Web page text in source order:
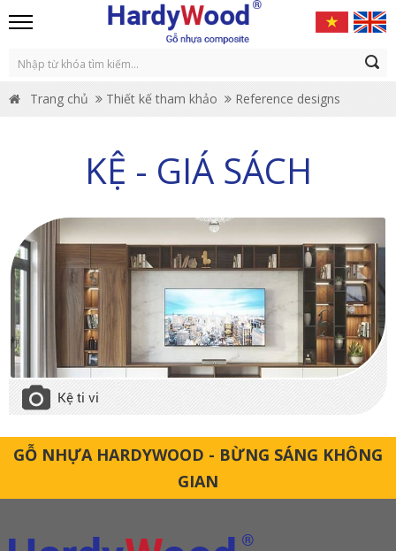
Trang chủ Thiết kế tham khảo Reference designs
KỆ - GIÁ SÁCH
Kệ ti vi
GỖ NHỰA HARDYWOOD - BỪNG SÁNG KHÔNG
GIAN